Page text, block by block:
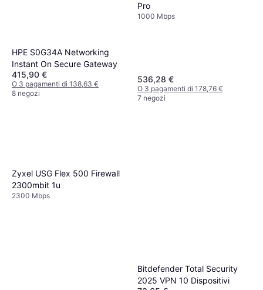
HPE S0G34A Networking
Instant On Secure Gateway
415,90 €
O 3 pagamenti di 138,63 €
8 negozi
Pro
1000 Mbps
536,28 €
O 3 pagamenti di 178,76 €
7 negozi
Zyxel USG Flex 500 Firewall
2300mbit 1u
2300 Mbps
Bitdefender Total Security
2025 VPN 10 Dispositivi